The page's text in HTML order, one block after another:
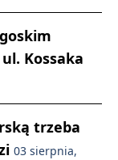
Kossaka
trzeba
03 sierpnia,